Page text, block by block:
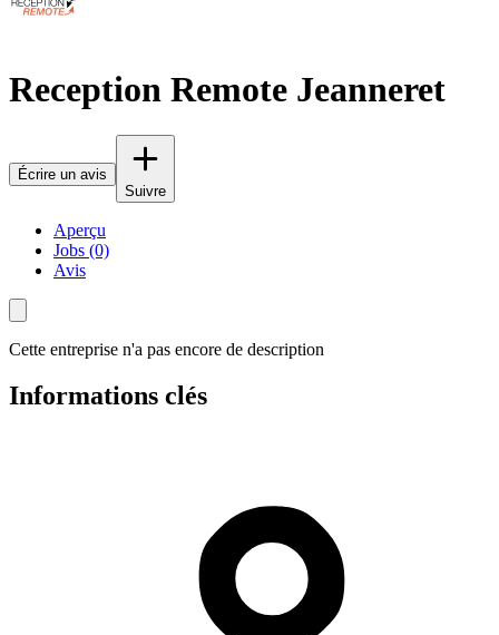
Reception Remote Jeanneret
Écrire un avis
Suivre
Aperçu
Jobs (0)
Avis
Cette entreprise n'a pas encore de description
Informations clés